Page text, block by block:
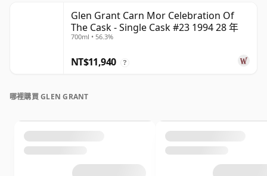
Glen Grant Carn Mor Celebration Of
The Cask - Single Cask #23 1994 28 年
700ml • 56.3%
NT$11,940 ?
哪裡購買 GLEN GRANT